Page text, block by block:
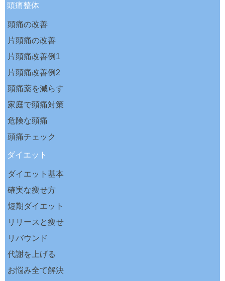
頭痛整体
頭痛の改善
片頭痛の改善
片頭痛改善例1
片頭痛改善例2
頭痛薬を減らす
家庭で頭痛対策
危険な頭痛
頭痛チェック
ダイエット
ダイエット基本
確実な痩せ方
短期ダイエット
リリースと痩せ
リバウンド
代謝を上げる
お悩み全て解決